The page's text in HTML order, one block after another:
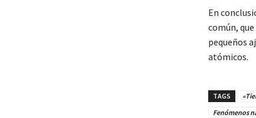
En
común,
pequeños
atómicos.
TAGS
Fenómenos